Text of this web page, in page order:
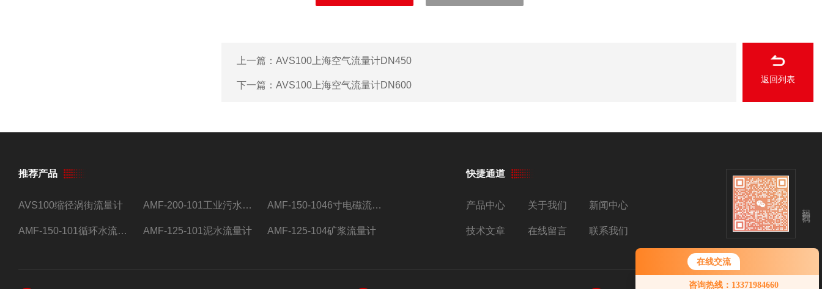
在线交流
咨询热线：13371984660
您好！欢迎前来咨询，很高兴为您
上一篇： AVS100上海空气流量计DN450
下一篇： AVS100上海空气流量计DN600
返回列表
推荐产品
AVS100缩径涡街流量计 AMF-200-101工业污水流量计 AMF-150-1046寸电磁流量计
AMF-150-101循环水流量计,电磁流量计 AMF-125-101泥水流量计 AMF-125-104矿浆流量计
快捷通道
产品中心 关于我们 新闻中心
技术文章 在线留言 联系我们